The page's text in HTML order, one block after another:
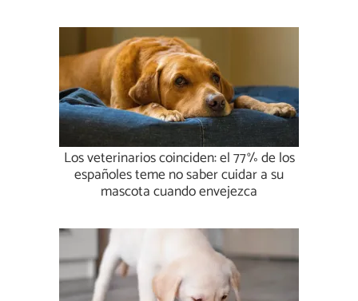
Los veterinarios coinciden: el 77% de los
españoles teme no saber cuidar a su
mascota cuando envejezca